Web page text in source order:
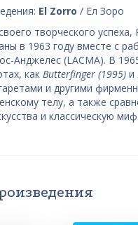
El Zorro / Ел Зоро
творческого
в 1963 году вместе с
Анджелес (LACMA). В
как Butterfinger (1995) и
и другими
телу, а также
и классическую